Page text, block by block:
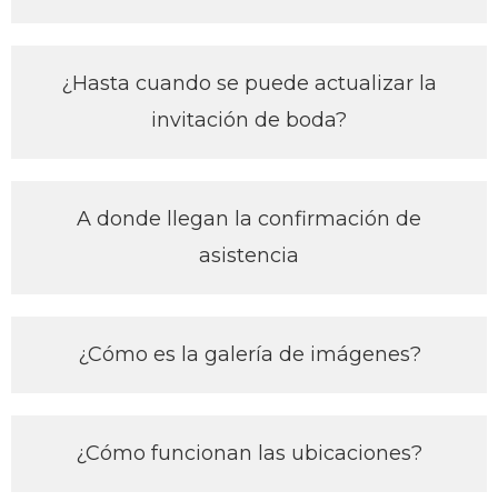
¿Hasta cuando se puede actualizar la
invitación de boda?
A donde llegan la confirmación de
asistencia
¿Cómo es la galería de imágenes?
¿Cómo funcionan las ubicaciones?